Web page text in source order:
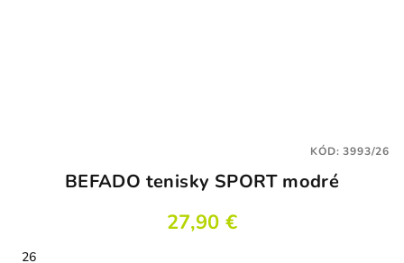
BEFADO tenisky SPORT modré
27,90 €
26
KÓD:3993/26